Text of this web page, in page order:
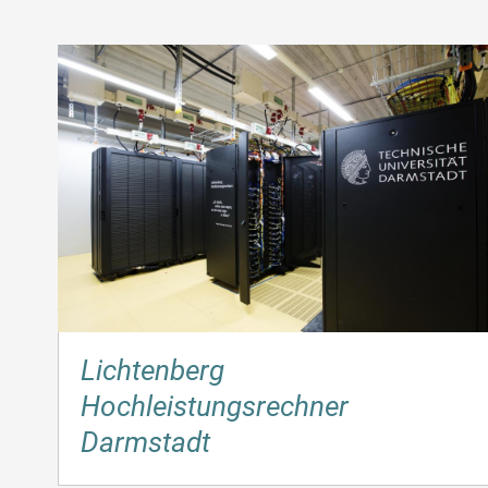
Lichtenberg
Hochleistungsrechner
Darmstadt